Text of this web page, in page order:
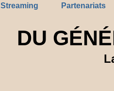
Streaming Partenariats
DU